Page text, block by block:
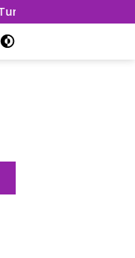
Dinas SDABMBK